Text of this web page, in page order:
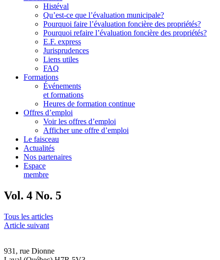
Histéval
Qu’est-ce que l’évaluation municipale?
Pourquoi faire l’évaluation foncière des propriétés?
Pourquoi refaire l’évaluation foncière des propriétés?
E.F. express
Jurisprudences
Liens utiles
FAQ
Formations
Événements
et formations
Heures de formation continue
Offres d’emploi
Voir les offres d’emploi
Afficher une offre d’emploi
Le faisceau
Actualités
Nos partenaires
Espace
membre
Vol. 4 No. 5
Tous les articles
Article suivant
931, rue Dionne